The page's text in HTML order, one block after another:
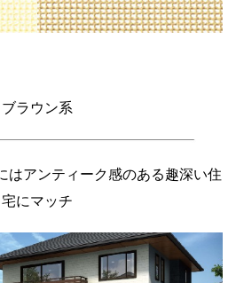
ブラウン系
はアンティーク感のある趣深い住
宅にマッチ